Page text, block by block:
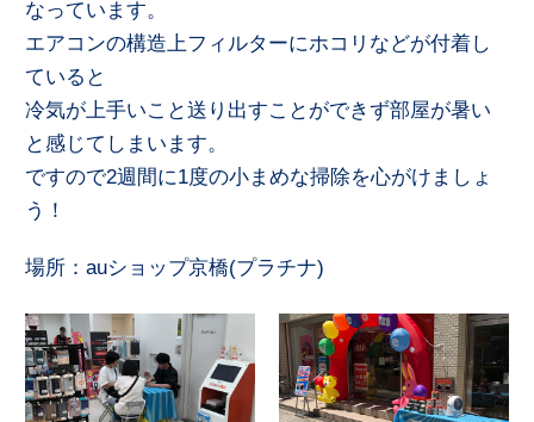
なっています。
エアコンの構造上フィルターにホコリなどが付着し
ていると
冷気が上手いこと送り出すことができず部屋が暑い
と感じてしまいます。
ですので2週間に1度の小まめな掃除を心がけましょ
う！
場所：auショップ京橋(プラチナ)